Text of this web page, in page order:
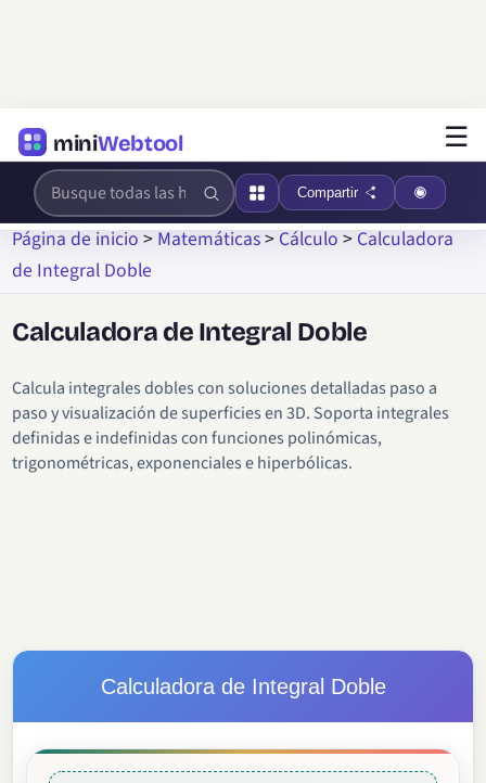
miniWebtool ☰
Compartir
Página de inicio>Matemáticas>Cálculo>Calculadora
de Integral Doble
Calculadora de Integral Doble
Calcula integrales dobles con soluciones detalladas paso a
paso y visualización de superficies en 3D. Soporta integrales
definidas e indefinidas con funciones polinómicas,
trigonométricas, exponenciales e hiperbólicas.
Calculadora de Integral Doble